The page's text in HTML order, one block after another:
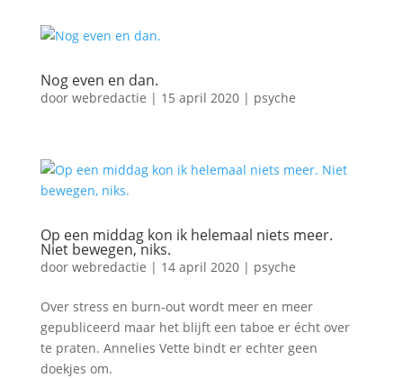
Nog even en dan.
door webredactie | 15 april 2020| psyche
Op een middag kon ik helemaal niets meer.
Niet bewegen, niks.
door webredactie | 14 april 2020| psyche
Over stress en burn-out wordt meer en meer
gepubliceerd maar het blijft een taboe er écht over
te praten. Annelies Vette bindt er echter geen
doekjes om.